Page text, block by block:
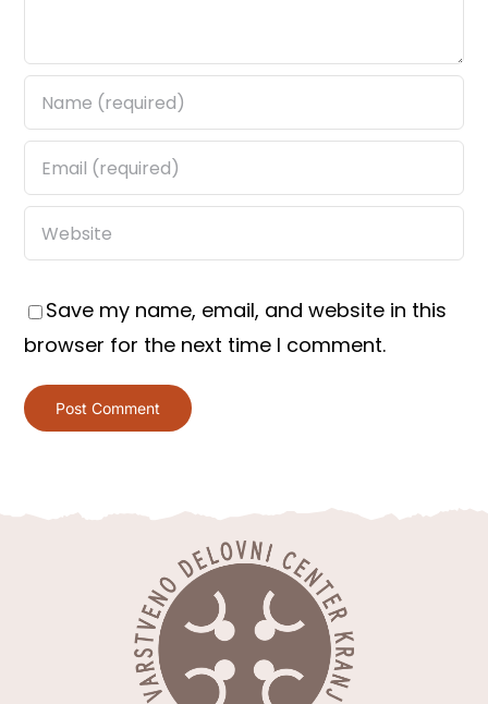
Save my name, email, and website in this
browser for the next time I comment.